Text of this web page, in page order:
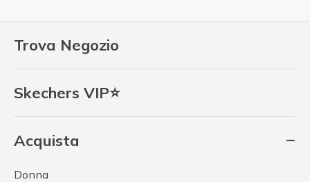
Trova Negozio
Skechers VIP⭐
Acquista
Donna